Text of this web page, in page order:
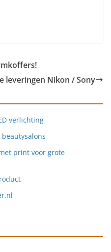
leveringen Nikon / Sony
verlichting
print voor grote